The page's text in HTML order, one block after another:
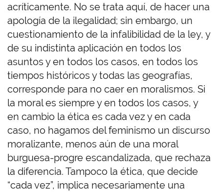
acríticamente. No se trata aquí, de hacer una
apología de la ilegalidad; sin embargo, un
cuestionamiento de la infalibilidad de la ley, y
de su indistinta aplicación en todos los
asuntos y en todos los casos, en todos los
tiempos históricos y todas las geografías,
corresponde para no caer en moralismos. Si
la moral es siempre y en todos los casos, y
en cambio la ética es cada vez y en cada
caso, no hagamos delfeminismo un discurso
moralizante, menos aún de una moral
burguesa-progre escandalizada, que rechaza
la diferencia. Tampoco la ética, que decide
“cada vez”, implica necesariamente una